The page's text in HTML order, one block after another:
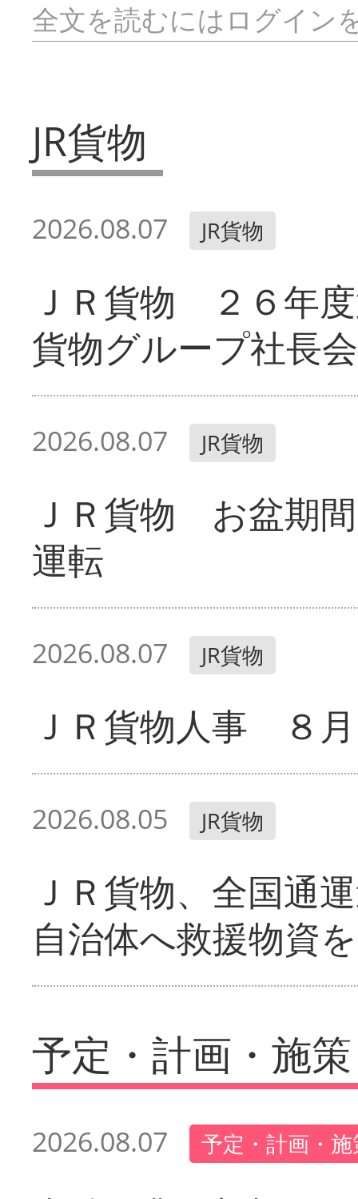
全文を読むにはログイン
JR貨物
2026.08.07 JR貨物
ＪＲ貨物 ２６年
貨物グループ社長
2026.08.07 JR貨物
ＪＲ貨物 お盆期
運転
2026.08.07 JR貨物
ＪＲ貨物人事 ８
2026.08.05 JR貨物
ＪＲ貨物、全国通
自治体へ救援物資
予定・計画・施策
2026.08.07 予定・計画・